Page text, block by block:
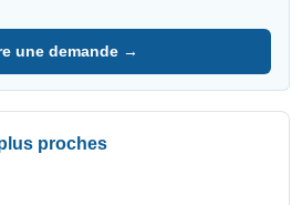
une demande →
proches